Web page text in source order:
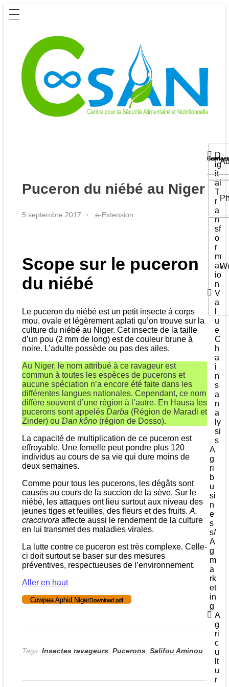
Puceron du niébé au Niger
5 septembre 2017 e-Extension
Scope sur le puceron
du niébé
Le puceron du niébé est un petit insecte à corps
mou, ovale et légèrement aplati qu’on trouve sur la
culture du niébé au Niger. Cet insecte de la taille
d’un pou (2 mm de long) est de couleur brune à
noire. L’adulte possède ou pas des ailes.
Au Niger, le nom attribué à ce ravageur est
commun à toutes les espèces de pucerons et
aucune spéciation n’a encore été faite dans les
différentes langues nationales. Cependant, ce nom
diffère souvent d’une région à l’autre. En Hausa les
pucerons sont appelés Darɓa (Région de Maradi et
Zinder) ou Ɗan ƙôno (région de Dosso).
La capacité de multiplication de ce puceron est
effroyable. Une femelle peut pondre plus 120
individus au cours de sa vie qui dure moins de
deux semaines.
Comme pour tous les pucerons, les dégâts sont
causés au cours de la succion de la sève. Sur le
niébé, les attaques ont lieu surtout aux niveau des
jeunes tiges et feuilles, des fleurs et des fruits.A.
craccivora affecte aussi le rendement de la culture
en lui transmet des maladies virales.
La lutte contre ce puceron est très complexe. Celle-
ci doit surtout se baser sur des mesures
préventives, respectueuses de l’environnement.
Aller en haut
Cowpea Aphid NigerDownload pdf
Tags: Insectes ravageurs, Pucerons, Salifou Aminou
Services
D
ig
it
al
T
r
a
n
sf
o
r
m
at
io
n
V
a
u
e
C
h
a
i
n
s
a
n
a
ly
si
s
A
g
ri
b
u
si
n
e
s
s/
A
g
m
a
rk
et
in
g
A
g
ri
c
u
lt
u
r
Contact